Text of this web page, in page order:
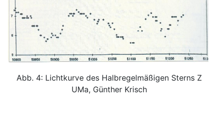
Abb. 4: Lichtkurve des Halbregelmäßigen Sterns Z
UMa, Günther Krisch